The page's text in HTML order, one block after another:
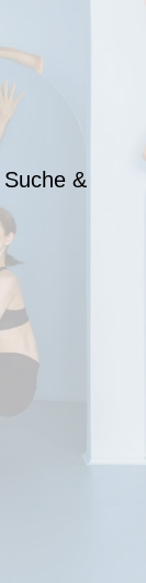
Suche &